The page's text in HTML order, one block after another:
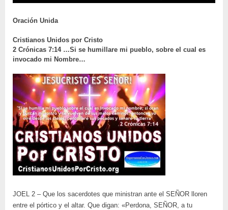
Oración Unida
Cristianos Unidos por Cristo
2 Crónicas 7:14 …Si se humillare mi pueblo, sobre el cual es
invocado mi Nombre…
JOEL 2 – Que los sacerdotes que ministran ante el SEÑOR lloren
entre el pórtico y el altar. Que digan: «Perdona, SEÑOR, a tu